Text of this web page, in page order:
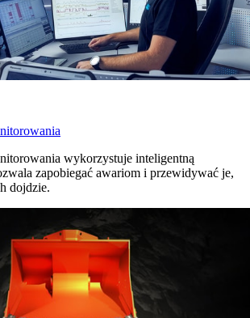
wykorzystuje inteligentną
zapobiegać awariom i przewidywać je,
dojdzie.